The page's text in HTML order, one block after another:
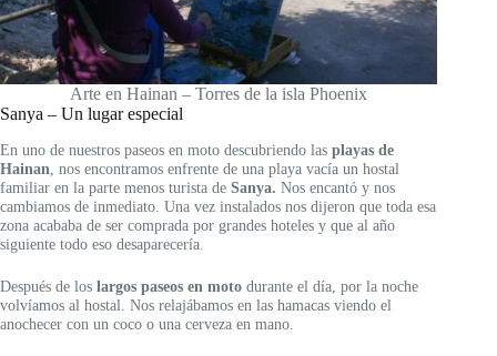
Arte en Hainan – Torres de la isla Phoenix
Sanya – Un lugar especial
En uno de nuestros paseos en moto descubriendo las playas de
Hainan , nos encontramos enfrente de una playa vacía un hostal
familiar en la parte menos turista de Sanya. Nos encantó y nos
cambiamos de inmediato. Una vez instalados nos dijeron que toda esa
zona acababa de ser comprada por grandes hoteles y que al año
siguiente todo eso desaparecería.
Después de los largos paseos en moto durante el día, por la noche
volvíamos al hostal. Nos relajábamos en las hamacas viendo el
anochecer con un coco o una cerveza en mano.